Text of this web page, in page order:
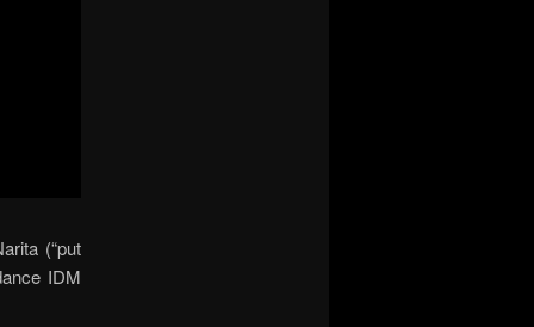
(“put
IDM